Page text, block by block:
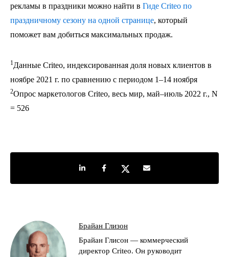
рекламы в праздники можно найти в Гиде Criteo по
праздничному сезону на одной странице, который
поможет вам добиться максимальных продаж.
1Данные Criteo, индексированная доля новых клиентов в
ноябре 2021 г. по сравнению с периодом 1–14 ноября
2Опрос маркетологов Criteo, весь мир, май–июль 2022 г., N
= 526
Share on LinkedIn
Share on Facebook
Share on TwitterShare by e-mail
Брайан Глизон
Брайан Глиcон — коммерческий
директор Criteo. Он руководит